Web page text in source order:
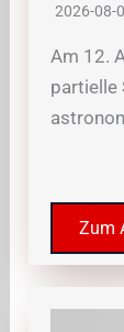
2026-08-
Am 12.
partielle
Zum